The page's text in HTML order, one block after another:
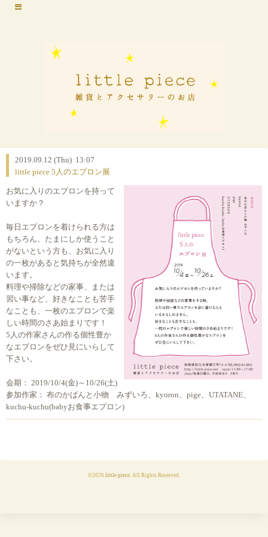
2019.09.12 (Thu) 13:07
little piece 5人のエプロン展
お気に入りのエプロンを持って
いますか？
毎日エプロンを着けられる方は
もちろん、たまにしか使うこと
がないという方も、お気に入り
の一枚があると気持ちが全然違
います。
料理や掃除などの家事、または
習い事など、好きなことも苦手
なことも、一枚のエプロンで楽
しい時間のさあ始まりです！
5人の作家さんの作る個性豊か
なエプロンをぜひ見にいらして
下さい。
会期： 2019/10/4(金)～10/26(土)
参加作家： 布のかばんと小物 みずいろ、kyoron、pige、UTATANE、
kuchu-kuchu(babyお食事エプロン)
©2026 little piece . All Rights Reserved.